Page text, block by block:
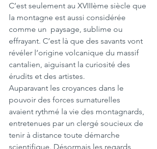
C’est seulement au XVIIIème siècle que
la montagne est aussi considérée
comme un  paysage, sublime ou
effrayant. C’est là que des savants vont
révéler l’origine volcanique du massif
cantalien, aiguisant la curiosité des
érudits et des artistes.
Auparavant les croyances dans le
pouvoir des forces surnaturelles
avaient rythmé la vie des montagnards,
entretenues par un clergé soucieux de
tenir à distance toute démarche
scientifique. Désormais les regards